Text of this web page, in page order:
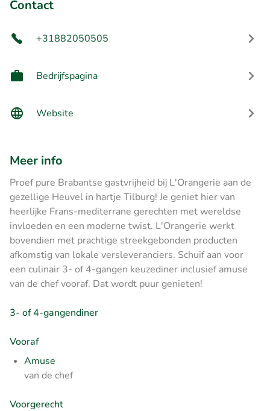
Contact
+31882050505
Bedrijfspagina
Website
Meer info
Proef pure Brabantse gastvrijheid bij L'Orangerie aan de
gezellige Heuvel in hartje Tilburg! Je geniet hier van
heerlijke Frans-mediterrane gerechten met wereldse
invloeden en een moderne twist. L'Orangerie werkt
bovendien met prachtige streekgebonden producten
afkomstig van lokale versleveranciers. Schuif aan voor
een culinair 3- of 4-gangen keuzediner inclusief amuse
van de chef vooraf. Dat wordt puur genieten!
3- of 4-gangendiner
Vooraf
Amuse
van de chef
Voorgerecht